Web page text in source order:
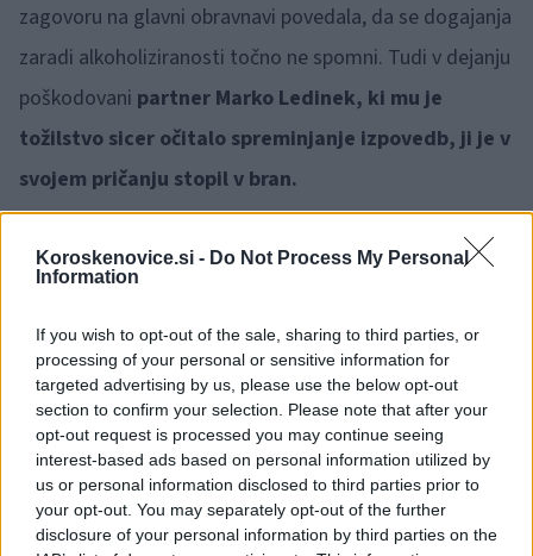
Koroskenovice.si - Do Not Process My Personal
Information
If you wish to opt-out of the sale, sharing to third parties, or
processing of your personal or sensitive information for
targeted advertising by us, please use the below opt-out
section to confirm your selection. Please note that after your
opt-out request is processed you may continue seeing
interest-based ads based on personal information utilized by
us or personal information disclosed to third parties prior to
your opt-out. You may separately opt-out of the further
disclosure of your personal information by third parties on the
zagovoru na glavni obravnavi povedala, da se dogajanja
zaradi alkoholiziranosti točno ne spomni. Tudi v dejanju
poškodovani partner Marko Ledinek, ki mu je
tožilstvo sicer očitalo spreminjanje izpovedb, ji je v
svojem pričanju stopil v bran.
Opozorilo:Po 297. členu Kazenskega zakonika je
posameznik kazensko odgovoren za javno spodbujanje
sovraštva, nasilja ali nestrpnosti. Komentarji z žaljivimi,
rasističnimi, diskriminatornimi ali nezakonitimi vsebinami bodo
odstranjeni.
Pravila komentiranja →
Failed to fetch